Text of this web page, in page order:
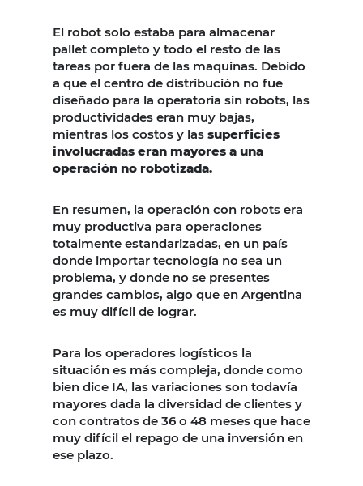
El robot solo estaba para almacenar
pallet completo y todo el resto de las
tareas por fuera de las maquinas. Debido
a que el centro de distribución no fue
diseñado para la operatoria sin robots, las
productividades eran muy bajas,
mientras los costos y las superficies
involucradas eran mayores a una
operación no robotizada.
En resumen, la operación con robots era
muy productiva para operaciones
totalmente estandarizadas, en un país
donde importar tecnología no sea un
problema, y donde no se presentes
grandes cambios, algo que en Argentina
es muy difícil de lograr.
Para los operadores logísticos la
situación es más compleja, donde como
bien dice IA, las variaciones son todavía
mayores dada la diversidad de clientes y
con contratos de 36 o 48 meses que hace
muy difícil el repago de una inversión en
ese plazo.